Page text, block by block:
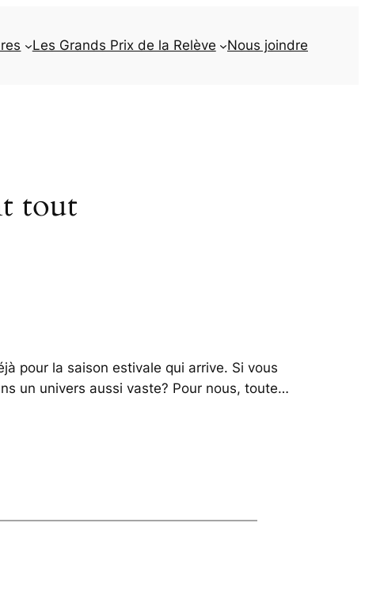
Les Grands Prix de la Relève Nous joindre
tout
pour la saison estivale qui arrive. Si vous
un univers aussi vaste? Pour nous, toute…